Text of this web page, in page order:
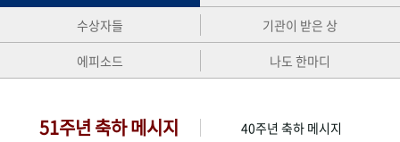
수상자들
기관이 받은 상
에피소드
나도 한마디
51주년 축하 메시지 40주년 축하 메시지